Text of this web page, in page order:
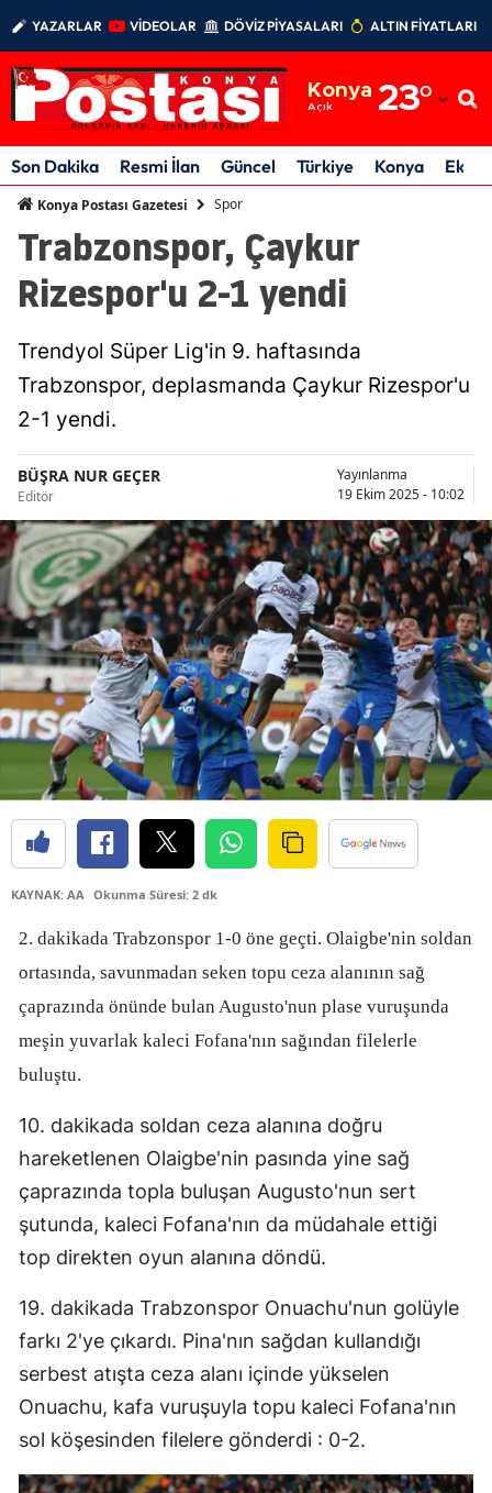
YAZARLAR VİDEOLAR DÖVİZ PİYASALARI ALTIN FİYATLARI
Konya
Açık 23°
Adıyaman
Afyonkarahisar
Amasya
Ankara
Artvin
Balıkesir
Bilecik
Bingöl
Bitlis
Bolu
Burdur
Bursa
Çanakkale
Diyarbakır
Edirne
Erzurum
Eskişehir
Gaziantep
Hakkari
Hatay
Son Dakika Resmi İlan Güncel Türkiye Konya
Konya Postası Gazetesi Spor
Trabzonspor, Çaykur
Rizespor'u 2-1 yendi
Trendyol Süper Lig'in 9. haftasında
Trabzonspor, deplasmanda Çaykur Rizespor'u
2-1 yendi.
BÜŞRA NUR GEÇER
Editör
Yayınlanma
19 Ekim 2025 - 10:02
KAYNAK: AA Okunma Süresi: 2 dk
2. dakikada Trabzonspor 1-0 öne geçti. Olaigbe'nin soldan
ortasında, savunmadan seken topu ceza alanının sağ
çaprazında önünde bulan Augusto'nun plase vuruşunda
meşin yuvarlak kaleci Fofana'nın sağından filelerle
buluştu.
10. dakikada soldan ceza alanına doğru
hareketlenen Olaigbe'nin pasında yine sağ
çaprazında topla buluşan Augusto'nun sert
şutunda, kaleci Fofana'nın da müdahale ettiği
top direkten oyun alanına döndü.
19. dakikada Trabzonspor Onuachu'nun golüyle
farkı 2'ye çıkardı. Pina'nın sağdan kullandığı
serbest atışta ceza alanı içinde yükselen
Onuachu, kafa vuruşuyla topu kaleci Fofana'nın
sol köşesinden filelere gönderdi : 0-2.